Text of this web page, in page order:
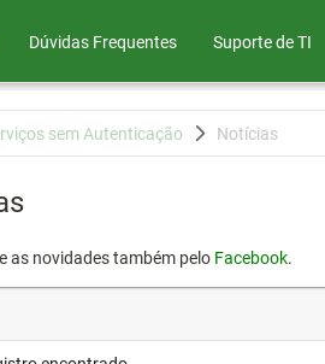
Dúvidas Frequentes Suporte de TI
sem Autenticação Notícias
as novidades também pelo Facebook.